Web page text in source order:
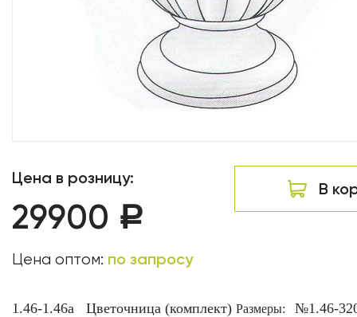
Цена в розницу:
29900 Р
Цена оптом: по запросу
В
1.46-1.46а Цветочница (комплект) Размеры: №1.46-